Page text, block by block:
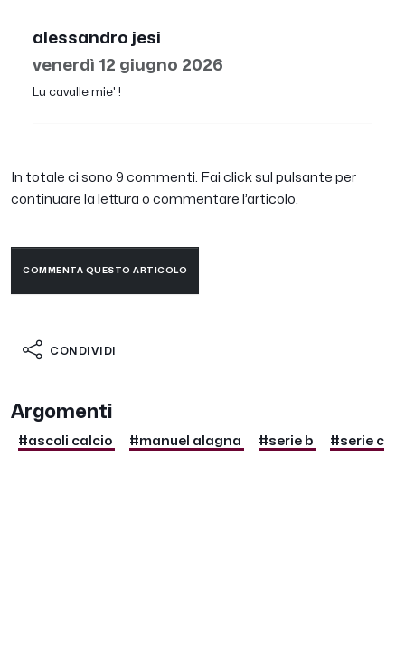
alessandro jesi
venerdì 12 giugno 2026
Lu cavalle mie' !
In totale ci sono 9 commenti. Fai click sul pulsante per
continuare la lettura o commentare l’articolo.
COMMENTA QUESTO ARTICOLO
CONDIVIDI
Argomenti
#ascoli calcio #manuel alagna #serie b #serie c